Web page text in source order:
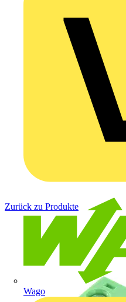
Wago
Zurück zu Produkte